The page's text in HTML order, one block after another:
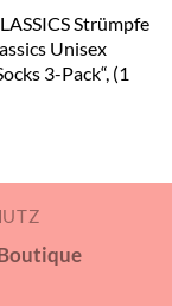
Strümpfe
Unisex
3-Pack“, (1